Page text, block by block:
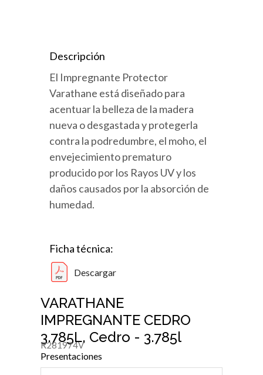
Descripción
El Impregnante Protector
Varathane está diseñado para
acentuar la belleza de la madera
nueva o desgastada y protegerla
contra la podredumbre, el moho, el
envejecimiento prematuro
producido por los Rayos UV y los
daños causados por la absorción de
humedad.
Ficha técnica:
Descargar
VARATHANE
IMPREGNANTE CEDRO
3.785L, Cedro - 3.785l
R281974V
Presentaciones